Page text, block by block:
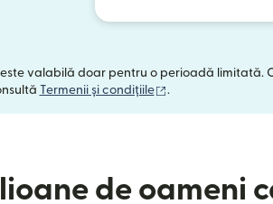
valabilă doar pentru o perioadă limitată.
Termenii și condițiile (se deschide într-
.
de oameni